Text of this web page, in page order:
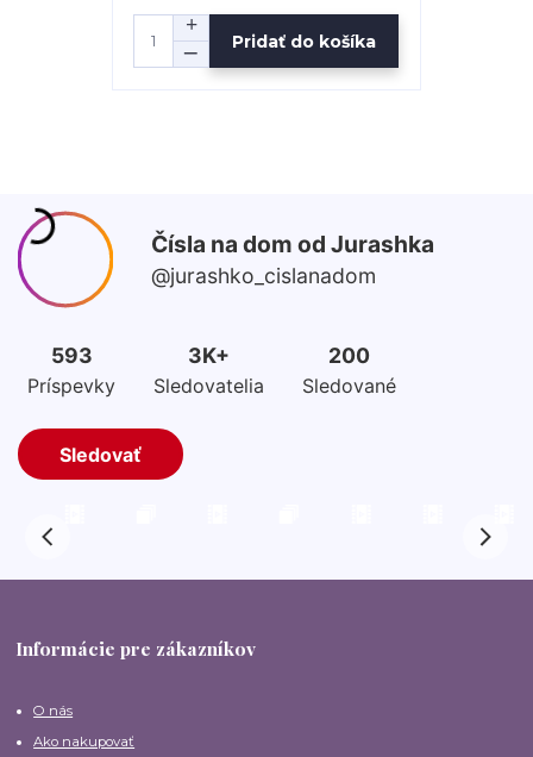
Pridať do košíka
Informácie pre zákazníkov
O nás
Ako nakupovať